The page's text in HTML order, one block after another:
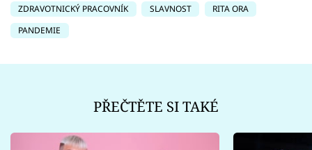
ZDRAVOTNICKÝ PRACOVNÍK
SLAVNOST
RITA ORA
PANDEMIE
PŘEČTĚTE SI TAKÉ